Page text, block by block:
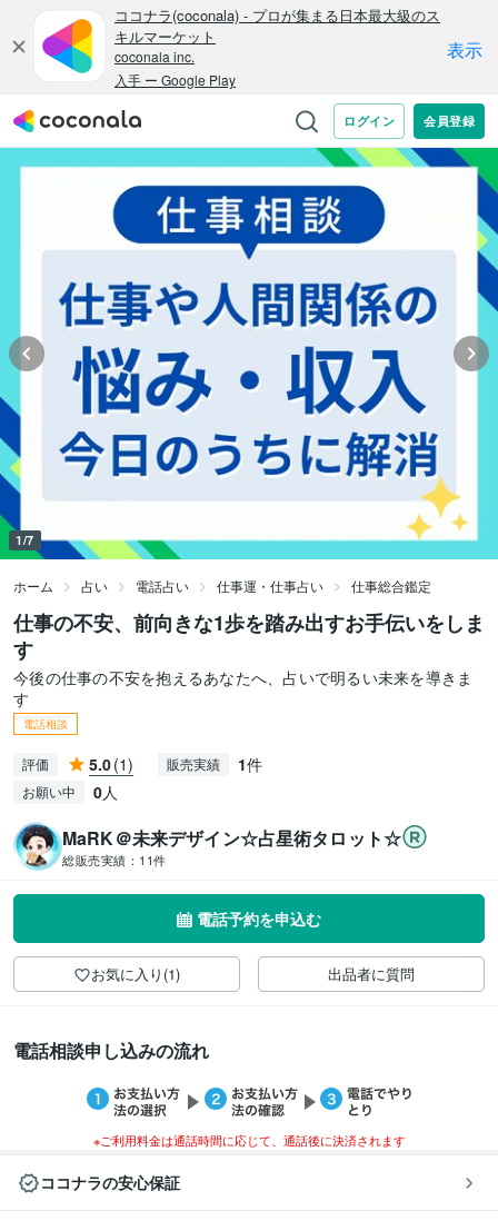
1/7
ホーム 占い 電話占い 仕事運・仕事占い 仕事総合鑑定
仕事の不安、前向きな1歩を踏み出すお手伝いをしま
す
今後の仕事の不安を抱えるあなたへ、占いで明るい未来を導きま
す
電話相談
評価 5.0(1) 販売実績 1件
お願い中 0人
MaRK＠未来デザイン☆占星術タロット☆
総販売実績： 11件
電話予約を申込む
お気に入り(1) 出品者に質問
電話相談申し込みの流れ
※ご利用料金は通話時間に応じて、通話後に決済されます
ココナラの安心保証